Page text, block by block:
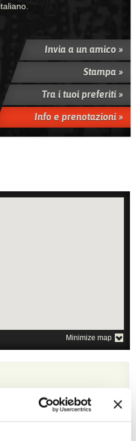
Invia a un amico »
Stampa »
Tra i tuoi preferiti »
Info e prenotazioni »
Minimize map
viaggio, modificabili su